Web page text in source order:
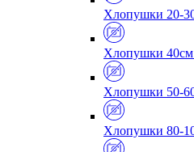
Хлопушки 20-
Хлопушки
Хлопушки 50-
Хлопушки 80-